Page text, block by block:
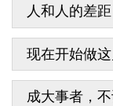
人和人的差
现在开始做
成大事者，